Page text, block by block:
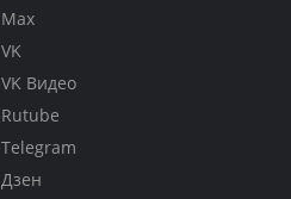
Max
VK
VK Видео
Rutube
Telegram
Дзен